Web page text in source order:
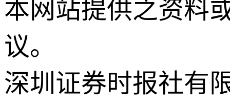
本网站提供之资料
议。
深圳证券时报社有